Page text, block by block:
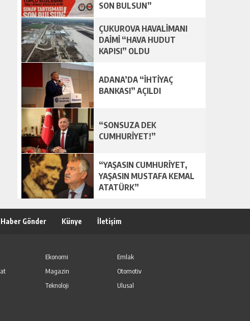
SON BULSUN”
ÇUKUROVA HAVALİMANI
DAİMİ “HAVA HUDUT
KAPISI” OLDU
ADANA’DA “İHTİYAÇ
BANKASI” AÇILDI
“SONSUZA DEK
CUMHURİYET!”
“YAŞASIN CUMHURİYET,
YAŞASIN MUSTAFA KEMAL
ATATÜRK”
Haber Gönder Künye İletişim
Ekonomi
Emlak
Magazin
Otomotiv
Teknoloji
Ulusal